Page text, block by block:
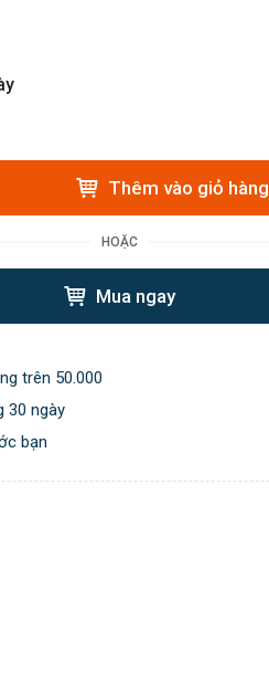
Thêm vào giỏ hàng
HOẶC
Mua ngay
trên 50.000
30 ngày
bạn